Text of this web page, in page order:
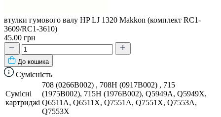
втулки гумового валу HP LJ 1320 Makkon (комплект RC1-
3609/RC1-3610)
45.00 грн
До кошика
Сумісність
Сумісні
картриджі
708 (0266B002) , 708H (0917B002) , 715
(1975B002), 715H (1976B002), Q5949A, Q5949X,
Q6511A, Q6511X, Q7551A, Q7551X, Q7553A,
Q7553X